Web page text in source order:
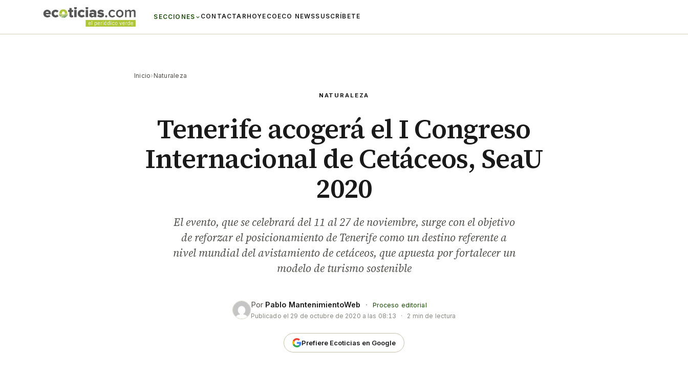
SECCIONES CONTACTAR HOYECO ECO NEWSSUSCRÍBETE
Inicio› Naturaleza
NATURALEZA
Tenerife acogerá el I Congreso
Internacional de Cetáceos, SeaU
2020
El evento, que se celebrará del 11 al 27 de noviembre, surge con el objetivo
de reforzar el posicionamiento de Tenerife como un destino referente a
nivel mundial del avistamiento de cetáceos, que apuesta por fortalecer un
modelo de turismo sostenible
Por Pablo MantenimientoWeb ·
Proceso editorial
Publicado el 29 de octubre de 2020 a las 08:13 · 2 min de lectura
Prefiere Ecoticias en Google